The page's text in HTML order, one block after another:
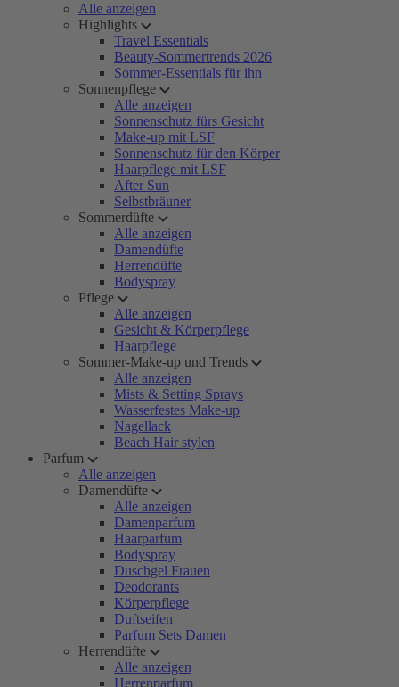
Alle anzeigen
Highlights
Travel Essentials
Beauty-Sommertrends 2026
Sommer-Essentials für ihn
Sonnenpflege
Alle anzeigen
Sonnenschutz fürs Gesicht
Make-up mit LSF
Sonnenschutz für den Körper
Haarpflege mit LSF
After Sun
Selbstbräuner
Sommerdüfte
Alle anzeigen
Damendüfte
Herrendüfte
Bodyspray
Pflege
Alle anzeigen
Gesicht & Körperpflege
Haarpflege
Sommer-Make-up und Trends
Alle anzeigen
Mists & Setting Sprays
Wasserfestes Make-up
Nagellack
Beach Hair stylen
Parfum
Alle anzeigen
Damendüfte
Alle anzeigen
Damenparfum
Haarparfum
Bodyspray
Duschgel Frauen
Deodorants
Körperpflege
Duftseifen
Parfum Sets Damen
Herrendüfte
Alle anzeigen
Herrenparfum